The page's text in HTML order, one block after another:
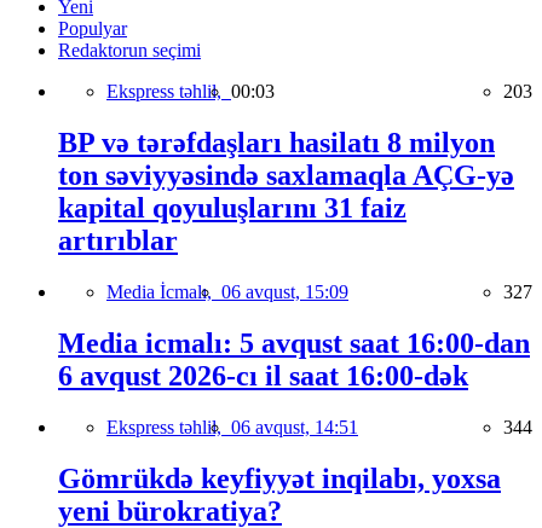
Yeni
Populyar
Redaktorun seçimi
Ekspress təhlil, 00:03 203
BP və tərəfdaşları hasilatı 8 milyon
ton səviyyəsində saxlamaqla AÇG-yə
kapital qoyuluşlarını 31 faiz
artırıblar
Media İcmalı, 06 avqust, 15:09 327
Media icmalı: 5 avqust saat 16:00-dan
6 avqust 2026-cı il saat 16:00-dək
Ekspress təhlil, 06 avqust, 14:51 344
Gömrükdə keyfiyyət inqilabı, yoxsa
yeni bürokratiya?